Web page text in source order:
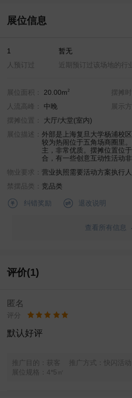
展位信息
1
人预订过
暂无
近期预订过该场地的行
展位面积： 20.00m2 摆摊
人流高峰： 中晚 展示
摆摊位置： 大厅/大堂(室内)
展位描述：外部是上海复旦大学杨浦校
较为热闹位于五角场商圈里
主，非常优质。摆摊位置位
合，有一些创意互动性活动非
物业要求：营业执照需要活动方案执行
禁摆品类：竞品类
纠错奖励 退改说明
查看所有信息
评价(1)
匿名
评分
默认好评
推广目的：获客 推广方式：快闪活动
展位规格：4*5㎡